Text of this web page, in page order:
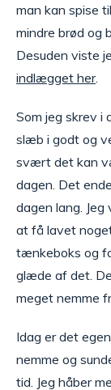
man kan spise
mindre brød og
Desuden viste
indlægget her.
Som jeg skrev i
slæb i godt og
svært det kan
dagen. Det
dagen lang.
at få lavet
tænkeboks og
glæde af det.
meget nemme
Idag er det
nemme og
tid. Jeg håber